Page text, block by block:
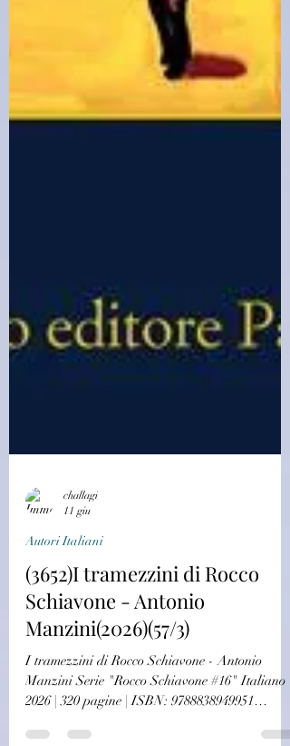
11 giu
Autori Italiani
(3652)I tramezzini di Rocco
Schiavone - Antonio
Manzini(2026)(57/3)
I tramezzini di Rocco Schiavone - Antonio
2026 | 320 pagine | ISBN: 9788838949951